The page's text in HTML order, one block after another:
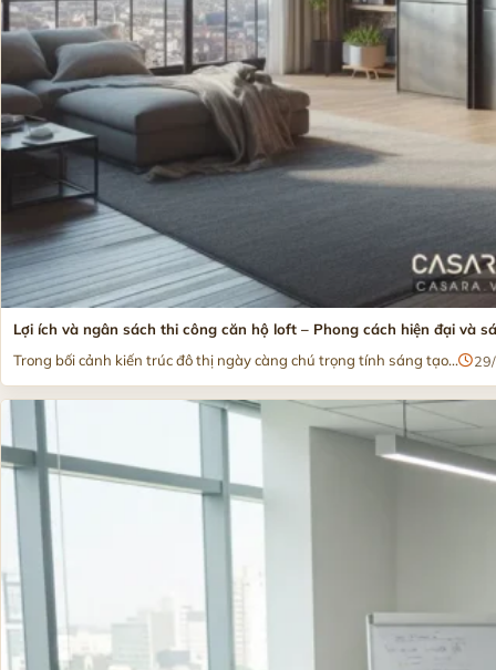
Lợi ích và ngân sách thi công căn hộ loft – Phong cách hiện đại và
Trong bối cảnh kiến trúc đô thị ngày càng chú trọng tính sáng tạo...